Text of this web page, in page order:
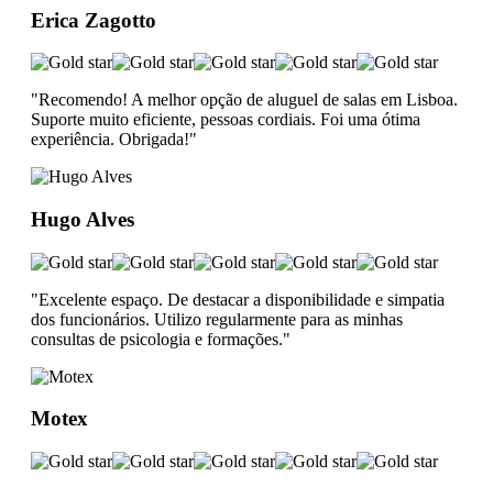
Erica Zagotto
"Recomendo! A melhor opção de aluguel de salas em Lisboa.
Suporte muito eficiente, pessoas cordiais. Foi uma ótima
experiência. Obrigada!"
Hugo Alves
"Excelente espaço. De destacar a disponibilidade e simpatia
dos funcionários. Utilizo regularmente para as minhas
consultas de psicologia e formações."
Motex